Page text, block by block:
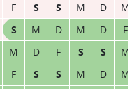
F S S M D
M
S M D M D
F
M D F S S
M
F S S M D
M